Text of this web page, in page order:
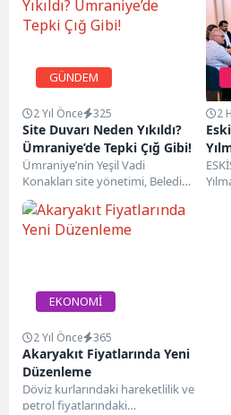
GÜNDEM
2 Yıl Önce 325
Site Duvarı Neden Yıkıldı?
Ümraniye’de Tepki Çığ Gibi!
Ümraniye’nin Yeşil Vadi
Konakları site yönetimi, Belediye
Başkanı İsmet Yıldırım’ı hedef
alan bir protesto
gerçekleştirdi....
2
EKONOMİ
2 Yıl Önce 365
Akaryakıt Fiyatlarında Yeni
Düzenleme
Döviz kurlarındaki hareketlilik ve
petrol fiyatlarındaki